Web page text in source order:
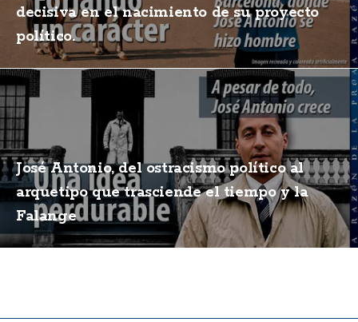
decisiva en el nacimiento de su proyecto
político.
José Antonio, del ostracismo político al
arquetipo que trasciende el tiempo y la
Falange